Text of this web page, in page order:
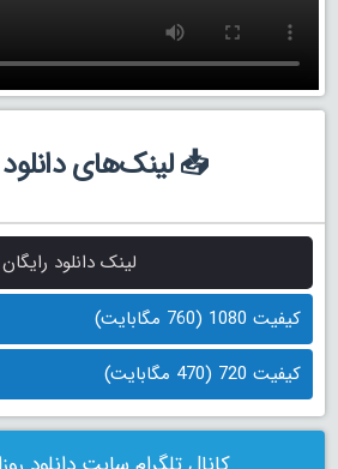
📥 لینک‌های دانلود
لینک دانلود رایگان
کیفیت 1080 (760 مگابایت)
کیفیت 720 (470 مگابایت)